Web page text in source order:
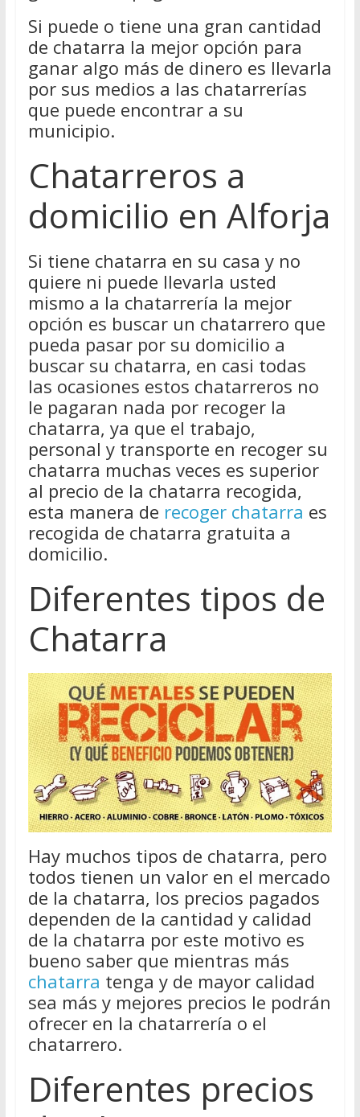
Si puede o tiene una gran cantidad
de chatarra la mejor opción para
ganar algo más de dinero es llevarla
por sus medios a las chatarrerías
que puede encontrar a su
municipio.
Chatarreros a
domicilio en Alforja
Si tiene chatarra en su casa y no
quiere ni puede llevarla usted
mismo a la chatarrería la mejor
opción es buscar un chatarrero que
pueda pasar por su domicilio a
buscar su chatarra, en casi todas
las ocasiones estos chatarreros no
le pagaran nada por recoger la
chatarra, ya que el trabajo,
personal y transporte en recoger su
chatarra muchas veces es superior
al precio de la chatarra recogida,
esta manera de recoger chatarra es
recogida de chatarra gratuita a
domicilio.
Diferentes tipos de
Chatarra
Hay muchos tipos de chatarra, pero
todos tienen un valor en el mercado
de la chatarra, los precios pagados
dependen de la cantidad y calidad
de la chatarra por este motivo es
bueno saber que mientras más
chatarra tenga y de mayor calidad
sea más y mejores precios le podrán
ofrecer en la chatarrería o el
chatarrero.
Diferentes precios